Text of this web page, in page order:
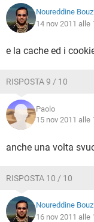
Noureddine
14 nov 2011 alle
e la cache ed i
RISPOSTA 9 / 10
Paolo
15 nov 2011 alle
anche una volta
RISPOSTA 10 / 10
Noureddine
16 nov 2011 alle